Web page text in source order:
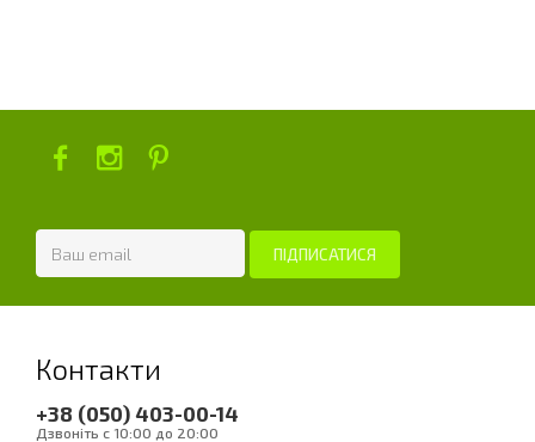
Контакти
+38 (050) 403-00-14
Дзвоніть с 10:00 до 20:00